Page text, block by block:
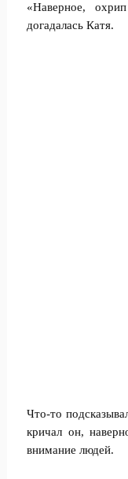
«Наверное,
догадалась Катя.
Что-то
кричал он,
внимание людей.